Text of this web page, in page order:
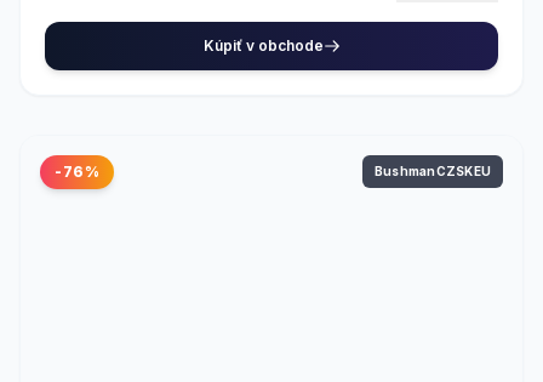
Kúpiť v obchode
-76% BushmanCZSKEU